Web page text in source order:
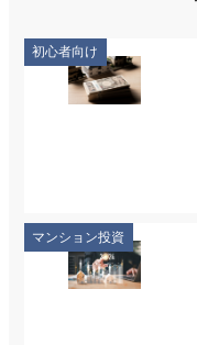
初心者向け
マンション投資